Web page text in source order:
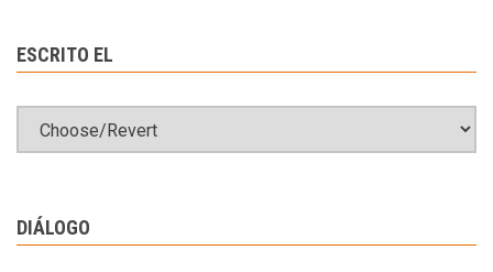
ESCRITO EL
DIÁLOGO